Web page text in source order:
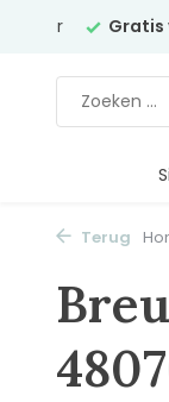
Gratis
Terug